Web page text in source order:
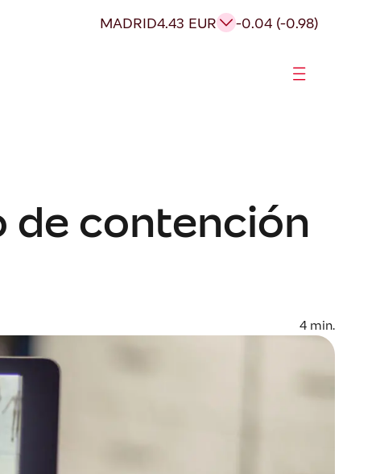
MADRID4.43 EUR -0.04 (-0.98)
contención
4 min.